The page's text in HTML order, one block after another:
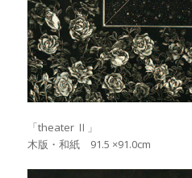
「theater Ⅱ」
木版・和紙 91.5 ×91.0cm